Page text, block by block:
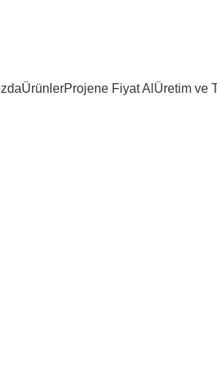
ÜrünlerProjene Fiyat Al Üretim ve